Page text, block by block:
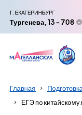
Г. ЕКАТЕРИНБУРГ
Тургенева, 13 - 708
Главная
ЕГЭ по китайскому